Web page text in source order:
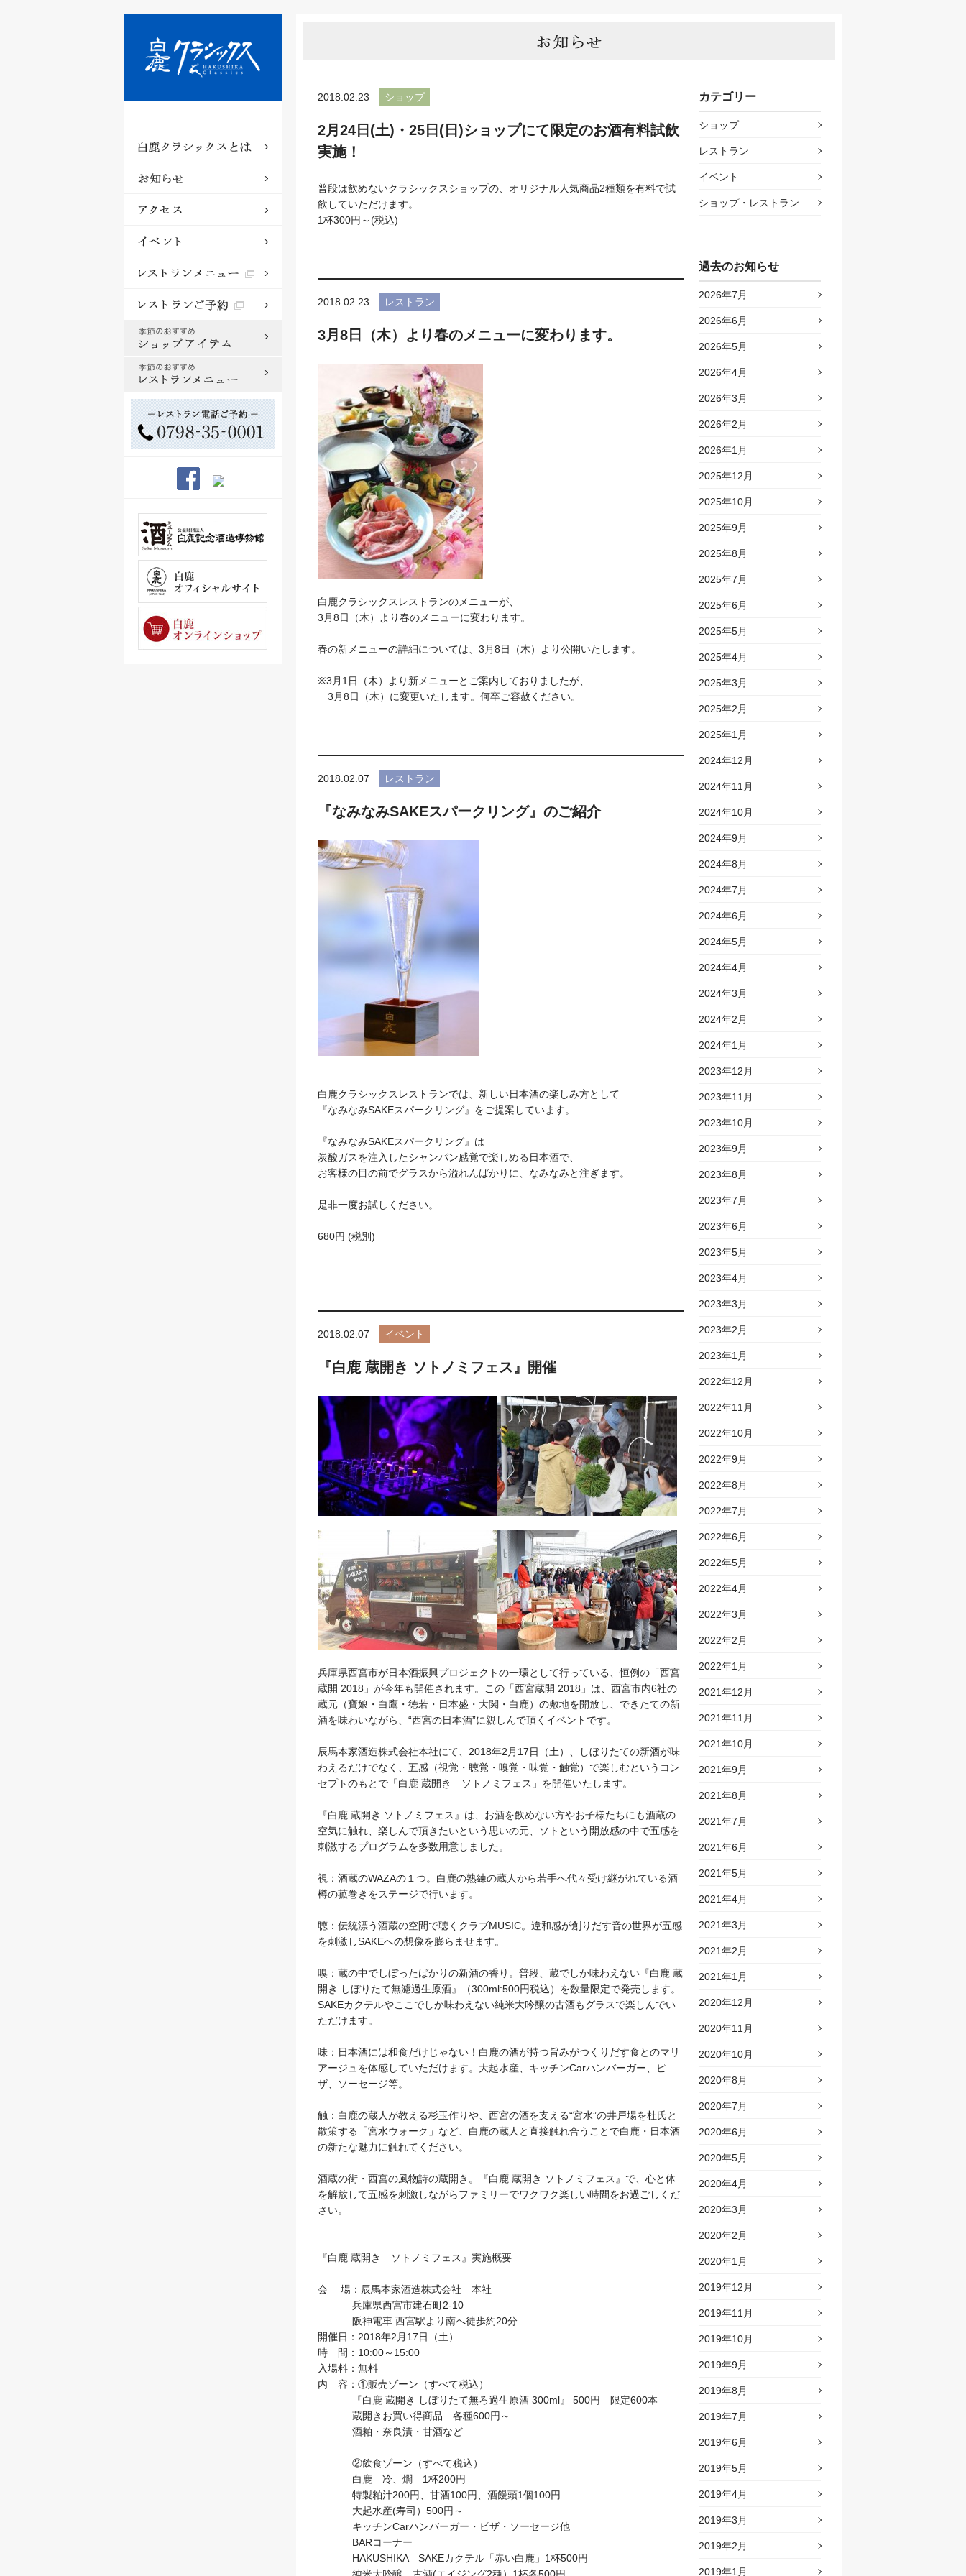
2018.02.23 ショップ
2月24日(土)・25日(日)ショップにて限定のお酒有料試飲
実施！
普段は飲めないクラシックスショップの、オリジナル人気商品2種類を有料で試
飲していただけます。
1杯300円～(税込)
2018.02.23 レストラン
3月8日（木）より春のメニューに変わります。
白鹿クラシックスレストランのメニューが、
3月8日（木）より春のメニューに変わります。
春の新メニューの詳細については、3月8日（木）より公開いたします。
※3月1日（木）より新メニューとご案内しておりましたが、
3月8日（木）に変更いたします。何卒ご容赦ください。
2018.02.07 レストラン
『なみなみSAKEスパークリング』のご紹介
白鹿クラシックスレストランでは、新しい日本酒の楽しみ方として
『なみなみSAKEスパークリング』をご提案しています。
『なみなみSAKEスパークリング』は
炭酸ガスを注入したシャンパン感覚で楽しめる日本酒で、
お客様の目の前でグラスから溢れんばかりに、なみなみと注ぎます。
是非一度お試しください。
680円 (税別)
2018.02.07 イベント
『白鹿 蔵開き ソトノミフェス』開催
兵庫県西宮市が日本酒振興プロジェクトの一環として行っている、恒例の「西宮
蔵開 2018」が今年も開催されます。この「西宮蔵開 2018」は、西宮市内6社の
蔵元（寶娘・白鷹・徳若・日本盛・大関・白鹿）の敷地を開放し、できたての新
酒を味わいながら、“西宮の日本酒”に親しんで頂くイベントです。
辰馬本家酒造株式会社本社にて、2018年2月17日（土）、しぼりたての新酒が味
わえるだけでなく、五感（視覚・聴覚・嗅覚・味覚・触覚）で楽しむというコン
セプトのもとで「白鹿 蔵開き ソトノミフェス」を開催いたします。
『白鹿 蔵開き ソトノミフェス』は、お酒を飲めない方やお子様たちにも酒蔵の
空気に触れ、楽しんで頂きたいという思いの元、ソトという開放感の中で五感を
刺激するプログラムを多数用意しました。
視 ：酒蔵のWAZAの１つ。白鹿の熟練の蔵人から若手へ代々受け継がれている酒
樽の菰巻きをステージで行います。
聴 ：伝統漂う酒蔵の空間で聴くクラブMUSIC。違和感が創りだす音の世界が五感
を刺激しSAKEへの想像を膨らませます。
嗅 ：蔵の中でしぼったばかりの新酒の香り。普段、蔵でしか味わえない『白鹿 蔵
開き しぼりたて無濾過生原酒』（300ml:500円税込）を数量限定で発売します。
SAKEカクテルやここでしか味わえない純米大吟醸の古酒もグラスで楽しんでい
ただけます。
味 ：日本酒には和食だけじゃない！白鹿の酒が持つ旨みがつくりだす食とのマリ
アージュを体感していただけます。大起水産、キッチンCarハンバーガー、ピ
ザ、ソーセージ等。
触 ：白鹿の蔵人が教える杉玉作りや、西宮の酒を支える“宮水”の井戸場を杜氏と
散策する「宮水ウォーク」など、白鹿の蔵人と直接触れ合うことで白鹿・日本酒
の新たな魅力に触れてください。
酒蔵の街・西宮の風物詩の蔵開き。『白鹿 蔵開き ソトノミフェス』で、心と体
を解放して五感を刺激しながらファミリーでワクワク楽しい時間をお過ごしくだ
さい。
『白鹿 蔵開き ソトノミフェス』実施概要
会 場：辰馬本家酒造株式会社 本社
兵庫県西宮市建石町2-10
阪神電車 西宮駅より南へ徒歩約20分
開催日：2018年2月17日（土）
時 間：10:00～15:00
入場料：無料
内 容：①販売ゾーン（すべて税込）
『白鹿 蔵開き しぼりたて無ろ過生原酒 300ml』 500円 限定600本
蔵開きお買い得商品 各種600円～
酒粕・奈良漬・甘酒など
②飲食ゾーン（すべて税込）
白鹿 冷、燗 1杯200円
特製粕汁200円、甘酒100円、酒饅頭1個100円
大起水産(寿司）500円～
キッチンCarハンバーガー・ピザ・ソーセージ他
BARコーナー
HAKUSHIKA SAKEカクテル「赤い白鹿」1杯500円
カテゴリー
ショップ
レストラン
イベント
ショップ・レストラン
過去のお知らせ
2026年7月
2026年6月
2026年5月
2026年4月
2026年3月
2026年2月
2026年1月
2025年12月
2025年10月
2025年9月
2025年8月
2025年7月
2025年6月
2025年5月
2025年4月
2025年3月
2025年2月
2025年1月
2024年12月
2024年11月
2024年10月
2024年9月
2024年8月
2024年7月
2024年6月
2024年5月
2024年4月
2024年3月
2024年2月
2024年1月
2023年12月
2023年11月
2023年10月
2023年9月
2023年8月
2023年7月
2023年6月
2023年5月
2023年4月
2023年3月
2023年2月
2023年1月
2022年12月
2022年11月
2022年10月
2022年9月
2022年8月
2022年7月
2022年6月
2022年5月
2022年4月
2022年3月
2022年2月
2022年1月
2021年12月
2021年11月
2021年10月
2021年9月
2021年8月
2021年7月
2021年6月
2021年5月
2021年4月
2021年3月
2021年2月
2021年1月
2020年12月
2020年11月
2020年10月
2020年8月
2020年7月
2020年6月
2020年5月
2020年4月
2020年3月
2020年2月
2020年1月
2019年12月
2019年11月
2019年10月
2019年9月
2019年8月
2019年7月
2019年6月
2019年5月
2019年4月
2019年3月
2019年2月
2019年1月